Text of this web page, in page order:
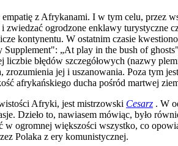
empatię z Afrykanami. I w tym celu, przez
ogrodzone enklawy turystyczne
kontynentu. W ostatnim czasie
„At play in the bush of
błędów szczegółowych (nazwy
jej i uszanowania. Poza tym
afrykańskiego ducha pośród martwej
Afryki, jest mistrzowski Cesarz . W
Dzieło to, nawiasem mówiąc, było
ogromnej większości wszystko, co
Polaka z ery komunistycznej.